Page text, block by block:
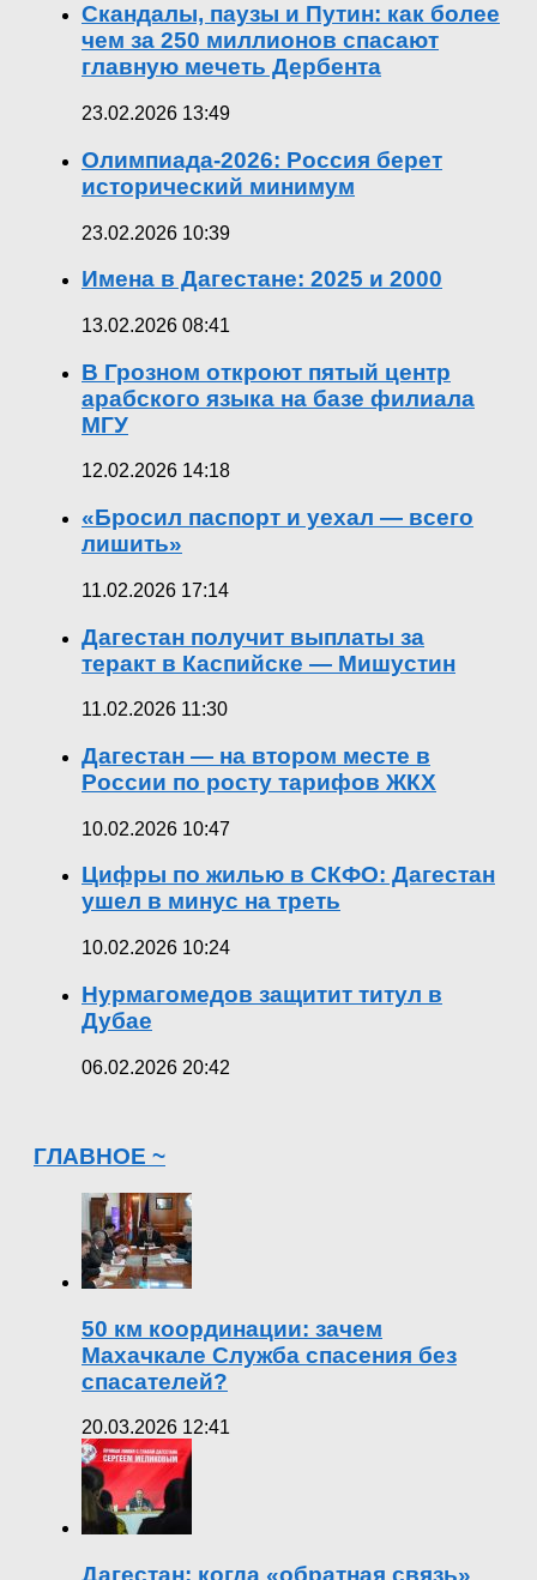
Скандалы, паузы и Путин: как более
чем за 250 миллионов спасают
главную мечеть Дербента
23.02.2026 13:49
Олимпиада-2026: Россия берет
исторический минимум
23.02.2026 10:39
Имена в Дагестане: 2025 и 2000
13.02.2026 08:41
В Грозном откроют пятый центр
арабского языка на базе филиала
МГУ
12.02.2026 14:18
«Бросил паспорт и уехал — всего
лишить»
11.02.2026 17:14
Дагестан получит выплаты за
теракт в Каспийске — Мишустин
11.02.2026 11:30
Дагестан — на втором месте в
России по росту тарифов ЖКХ
10.02.2026 10:47
Цифры по жилью в СКФО: Дагестан
ушел в минус на треть
10.02.2026 10:24
Нурмагомедов защитит титул в
Дубае
06.02.2026 20:42
ГЛАВНОЕ ~
50 км координации: зачем
Махачкале Служба спасения без
спасателей?
20.03.2026 12:41
Дагестан: когда «обратная связь»